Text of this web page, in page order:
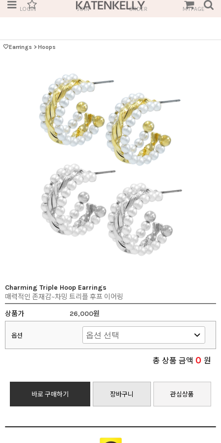
LOGIN JOIN ORDER MYPAGE
🤍Earrings > Hoops
Charming Triple Hoop Earrings
매력적인 존재감~차밍 트리플 후프 이어링
상품가
26,000원
옵션
총 상품 금액 0 원
바로 구매하기 장바구니 관심상품